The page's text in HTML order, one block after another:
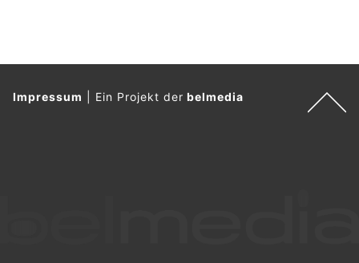
Impressum Ein Projekt derbelmedia